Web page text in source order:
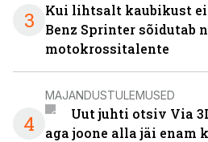
3
Kui lihtsalt kaubikust ei
Benz Sprinter sõidutab
motokrossitalente
4
MAJANDUSTULEMUSED
Uut juhti otsiv Via
aga joone alla jäi enam